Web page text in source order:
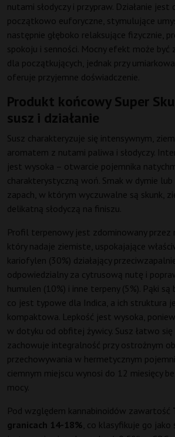
nutami słodyczy i przypraw. Działanie
początkowo euforyczne, stymulujące
następnie głęboko relaksujące fizycznie,
spokoju i senności. Mocny efekt może być
dla początkujących, jednak przy
oferuje przyjemne doświadczenie.
Produkt końcowy Super
susz i działanie
Susz charakteryzuje się intensywnym,
aromatem z nutami paliwa i słodyczy.
jest wysoka – otwarcie pojemnika
charakterystyczną woń. Smak w dymie
zapach, w którym wyczuwalne są skunk,
delikatną słodyczą na finiszu.
Profil terpenowy jest zdominowany przez
który nadaje ziemiste, uspokajające
kariofylen (30%) działający
odpowiedzialny za cytrusową nutę i
humulen (10%) i inne terpeny (5%). Pąki
co jest typowe dla Indica, a ich struktura
kompaktowa. Lepkość jest wysoka,
w dotyku od obfitej żywicy. Susz łatwo się
zachowuje integralność przy ostrożnym
przechowywania w hermetycznym
ciemnym miejscu wynosi do 12 miesięcy
mocy.
Pod względem kannabinoidów zawartość
granicach 14-18% , co klasyfikuje go jako